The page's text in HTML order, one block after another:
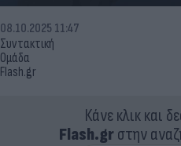
Συντακτική
Ομάδα
Flash.gr
08.10.2025 11:47
Κάνε κλικ και
Flash.grστην